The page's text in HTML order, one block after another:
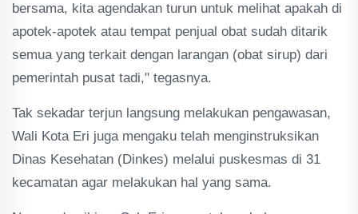
bersama, kita agendakan turun untuk melihat apakah di
apotek-apotek atau tempat penjual obat sudah ditarik
semua yang terkait dengan larangan (obat sirup) dari
pemerintah pusat tadi," tegasnya.
Tak sekadar terjun langsung melakukan pengawasan,
Wali Kota Eri juga mengaku telah menginstruksikan
Dinas Kesehatan (Dinkes) melalui puskesmas di 31
kecamatan agar melakukan hal yang sama.